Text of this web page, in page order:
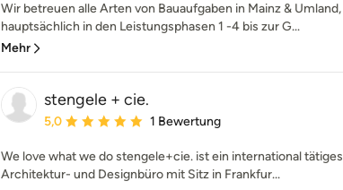
Wir betreuen alle Arten von Bauaufgaben in Mainz & Umland,
hauptsächlich in den Leistungsphasen 1 -4 bis zur G...
Mehr
stengele + cie.
Durchschnittliche Bewertung: 5 von 5 Sternen
5,0 1 Bewertung
We love what we do stengele+cie. ist ein international tätiges
Architektur- und Designbüro mit Sitz in Frankfur...